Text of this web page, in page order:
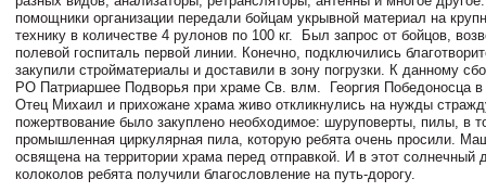
помощники организации передали бойцам укрывной материал на
технику в количестве 4 рулонов по 100 кг. Был запрос от бойцов,
полевой госпиталь первой линии. Конечно, подключились
закупили стройматериалы и доставили в зону погрузки. К данному
РО Патриаршее Подворья при храме Св. влм. Георгия Победоносца в
Отец Михаил и прихожане храма живо откликнулись на нужды
пожертвование было закуплено необходимое: шуруповерты, пилы, в
промышленная циркулярная пила, которую ребята очень просили.
освящена на территории храма перед отправкой. И в этот солнечный
колоколов ребята получили благословление на путь-дорогу.